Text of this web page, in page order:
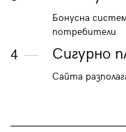
Бонусна
потребители
4 Сигурно
Сайта